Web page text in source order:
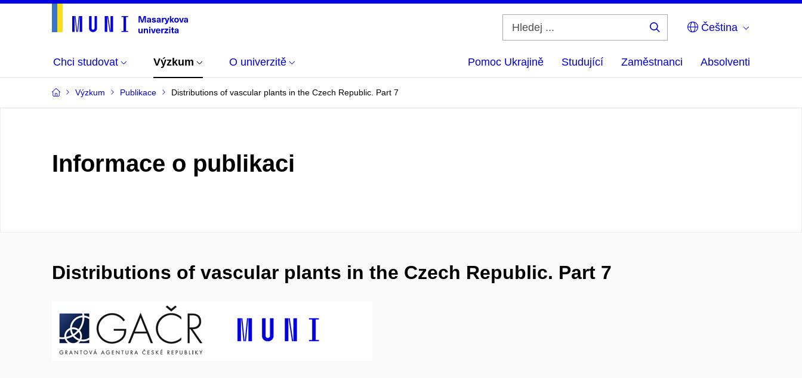
Čeština
Chci studovat Výzkum O univerzitě Pomoc Ukrajině Studující Zaměstnanci Absolventi
Výzkum Publikace Distributions of vascular plants in the Czech Republic. Part 7
Informace o publikaci
Distributions of vascular plants in the Czech Republic. Part 7